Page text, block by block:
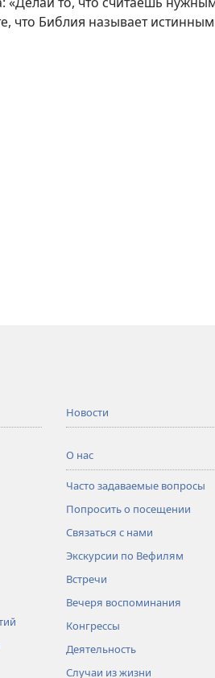
что Библия называет
Новости
О нас
Часто задаваемые вопросы
Попросить о посещении
Связаться с нами
Экскурсии по Вефилям
Встречи
Вечеря воспоминания
Конгрессы
Деятельность
Случаи из жизни